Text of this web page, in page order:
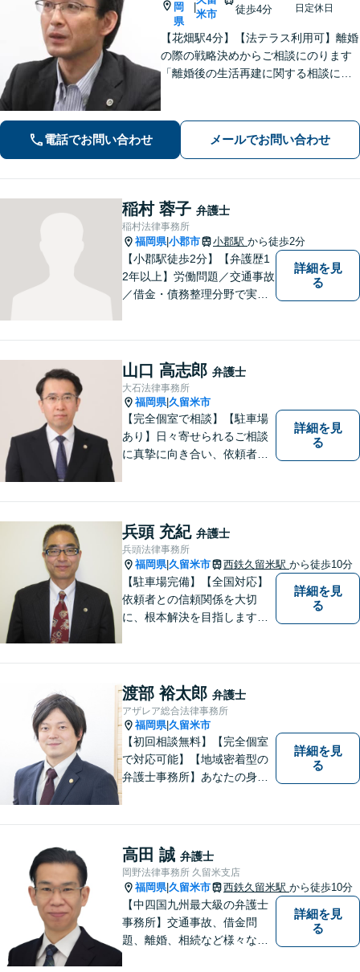
岡
県
米市
徒歩4分
日定休日
【花畑駅4分】【法テラス利用可】離婚
の際の戦略決めからご相談にのります
「離婚後の生活再建に関する相談に対
や立ち退き・明け渡しなどの賃貸トラ
ブル」【顧問契約可】
電話でお問い合わせ メールでお問い合わせ
稲村 蓉子 弁護士
稲村法律事務所
福岡県|小郡市 小郡駅 から徒歩2分
【小郡駅徒歩2分】【弁護歴1
2年以上】労働問題／交通事故
／借金・債務整理分野で実績
笑顔と元気を取り戻し、新た
な第一歩を踏み出せるよう、
最大限尽力します。
詳細を見
る
山口 高志郎 弁護士
大石法律事務所
福岡県|久留米市
【完全個室で相談】【駐車場
あり】日々寄せられるご相談
に真摯に向き合い、依頼者の
す法人・個人の方々には、経
営課題の解決に向けた最適な
法的サポートを提供し、安定
した経営基盤の構築をお手伝
いいたします。
詳細を見
る
兵頭 充紀 弁護士
兵頭法律事務所
福岡県|久留米市 西鉄久留米駅 から徒歩10分
【駐車場完備】【全国対応】
依頼者との信頼関係を大切
に、根本解決を目指します。
トラブルが起こったら、まず
はご相談ください。【夜間対
応可】
詳細を見
る
渡部 裕太郎 弁護士
アザレア総合法律事務所
福岡県|久留米市
【初回相談無料】【完全個室
で対応可能】【地域密着型の
弁護士事務所】あなたの身近
問題解決まで丁寧にお手伝い
します！少しでもお悩みの方
はお気軽にご相談ください。
詳細を見
る
高田 誠 弁護士
岡野法律事務所 久留米支店
福岡県|久留米市 西鉄久留米駅 から徒歩10分
【中四国九州最大級の弁護士
事務所】交通事故、借金問
題、離婚、相続など様々な問
詳細を見
る